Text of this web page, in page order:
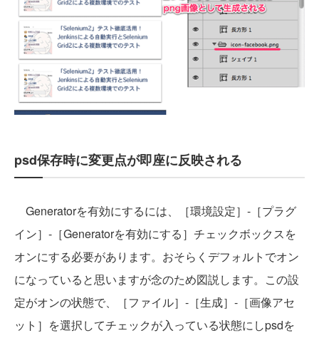
psd保存時に変更点が即座に反映される
Generatorを有効にするには、［環境設定］-［プラグ
イン］-［Generatorを有効にする］チェックボックスを
オンにする必要があります。おそらくデフォルトでオン
になっていると思いますが念のため図説します。この設
定がオンの状態で、［ファイル］-［生成］-［画像アセ
ット］を選択してチェックが入っている状態にしpsdを